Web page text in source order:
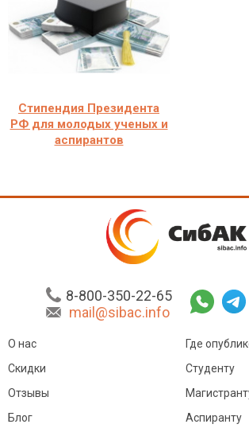
Стипендия Президента
РФ для молодых ученых и
аспирантов
8-800-350-22-65
mail@sibac.info
О нас
Скидки
Отзывы
Блог
Где
Студенту
Аспиранту